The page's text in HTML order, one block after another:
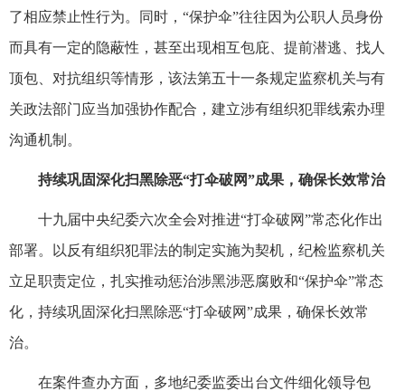
了相应禁止性行为。同时，“保护伞”往往因为公职人员身份
而具有一定的隐蔽性，甚至出现相互包庇、提前潜逃、找人
顶包、对抗组织等情形，该法第五十一条规定监察机关与有
关政法部门应当加强协作配合，建立涉有组织犯罪线索办理
沟通机制。
持续巩固深化扫黑除恶“打伞破网”成果，确保长效常治
十九届中央纪委六次全会对推进“打伞破网”常态化作出
部署。以反有组织犯罪法的制定实施为契机，纪检监察机关
立足职责定位，扎实推动惩治涉黑涉恶腐败和“保护伞”常态
化，持续巩固深化扫黑除恶“打伞破网”成果，确保长效常
治。
在案件查办方面，多地纪委监委出台文件细化领导包